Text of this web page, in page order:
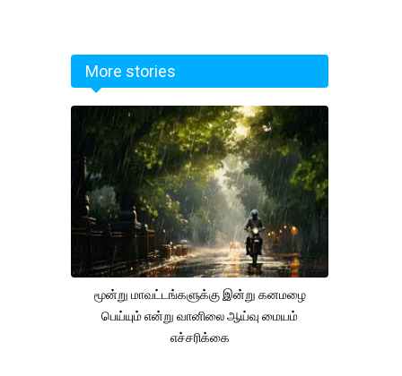
More stories
மூன்று மாவட்டங்களுக்கு இன்று கனமழை
பெய்யும் என்று வானிலை ஆய்வு மையம்
எச்சரிக்கை